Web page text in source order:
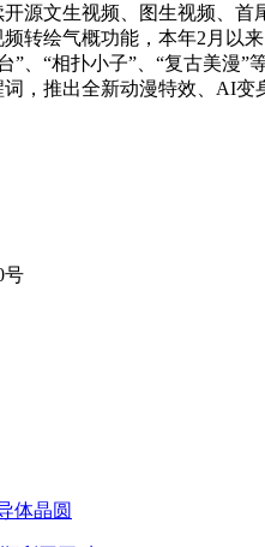
源文生视频、图生视频、
转绘气概功能，本年2月以
”、“相扑小子”、“复古美
，推出全新动漫特效、AI变
号
体晶圆